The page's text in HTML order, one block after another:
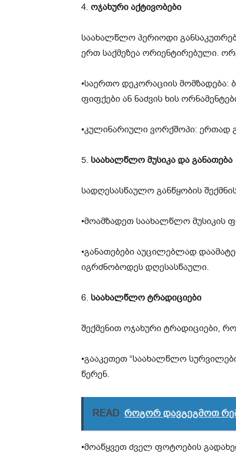
4. ოჯახური აქტივობები
საახალწლო პერიოდი
ერთ საქმეზეა ორიენტირებული.
•საერთო დეკორაციის
ფიფქები ან ნაძვის ხის
•კულინარიული ვორქშოპი: ერთად
5. საახალწლო მუსიკა და განათება
სადღესასწაულო განწყობის
•მოამზადეთ საახალწლო მუსიკის
•განათებები აუცილებლად
იგრძნობოდეს დღესასწაული.
6. საახალწლო ტრადიციები
შექმენით ოჯახური ტრადიციები,
•გააკეთეთ “საახალწლო
წერენ.
READ როგორ დავგეგმოთ
•მოაწყვეთ ძველ ფოტოების